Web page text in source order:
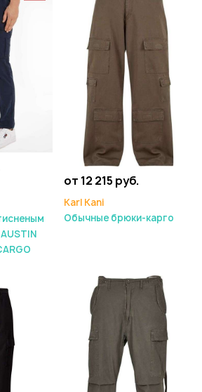
от 12 215 руб.
Karl Kani
Обычные брюки-карго